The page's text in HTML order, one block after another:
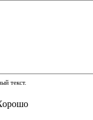
текст.